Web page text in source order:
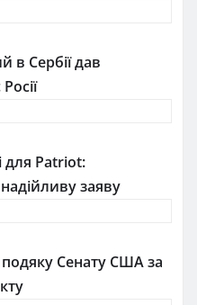
в Сербії дав
для Patriot:
заяву
Сенату США за